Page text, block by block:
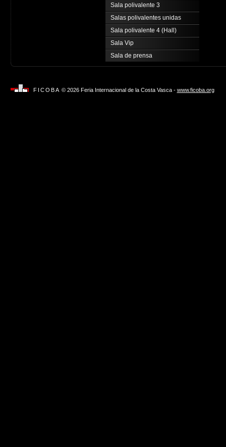
Sala polivalente 3
Salas polivalentes unidas
Sala polivalente 4 (Hall)
Sala Vip
Sala de prensa
FICOBA © 2026 Feria Internacional de la Costa Vasca - www.ficoba.org